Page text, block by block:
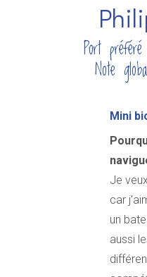
Port
Note
Mini
Je
car
un
aussi